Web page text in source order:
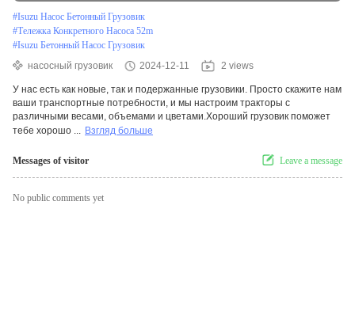
#Isuzu Насос Бетонный Грузовик
#Тележка Конкретного Насоса 52m
#Isuzu Бетонный Насос Грузовик
насосный грузовик
2024-12-11 2 views
У нас есть как новые, так и подержанные грузовики. Просто скажите нам
ваши транспортные потребности, и мы настроим тракторы с
различными весами, объемами и цветами.Хороший грузовик поможет
тебе хорошо ... Взгляд больше
Messages of visitor Leave a message
No public comments yet